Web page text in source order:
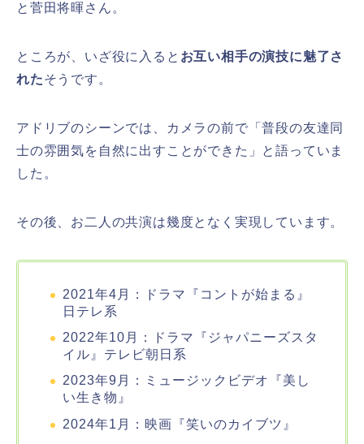
と菅田将暉さん。
ところが、いざ役に入ると お互い相手の演技に魅了さ
れたそうです。
アドリブのシーンでは、カメラの前で「普段の友達同
士の雰囲気を自然に出すことができた」 と語っていま
した。
その後、お二人の共演は幾度となく実現しています。
2021年4月：ドラマ『コントが始まる』
日テレ系
2022年10月：ドラマ『ジャパニーズスタ
イル』テレビ朝日系
2023年9月：ミュージックビデオ『美し
い生き物』
2024年1月：映画『笑いのカイブツ』